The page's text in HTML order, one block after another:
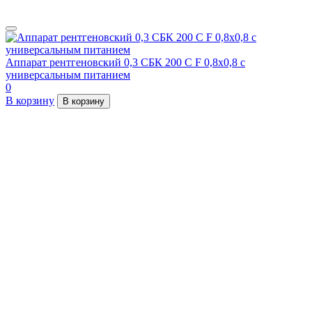
Аппарат рентгеновский 0,3 СБК 200 С F 0,8х0,8 с
универсальным питанием
0
В корзину
В корзину